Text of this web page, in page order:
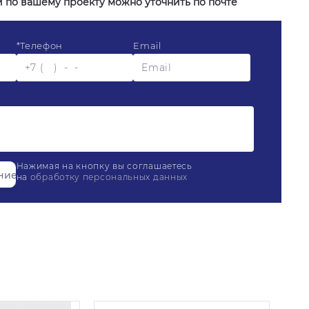
*Телефон Email
Нажимая на кнопку вы соглашаетесь
на обработку персональных данных